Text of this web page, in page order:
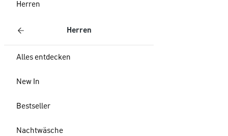
Herren
Herren
Alles entdecken
New In
Bestseller
Nachtwäsche